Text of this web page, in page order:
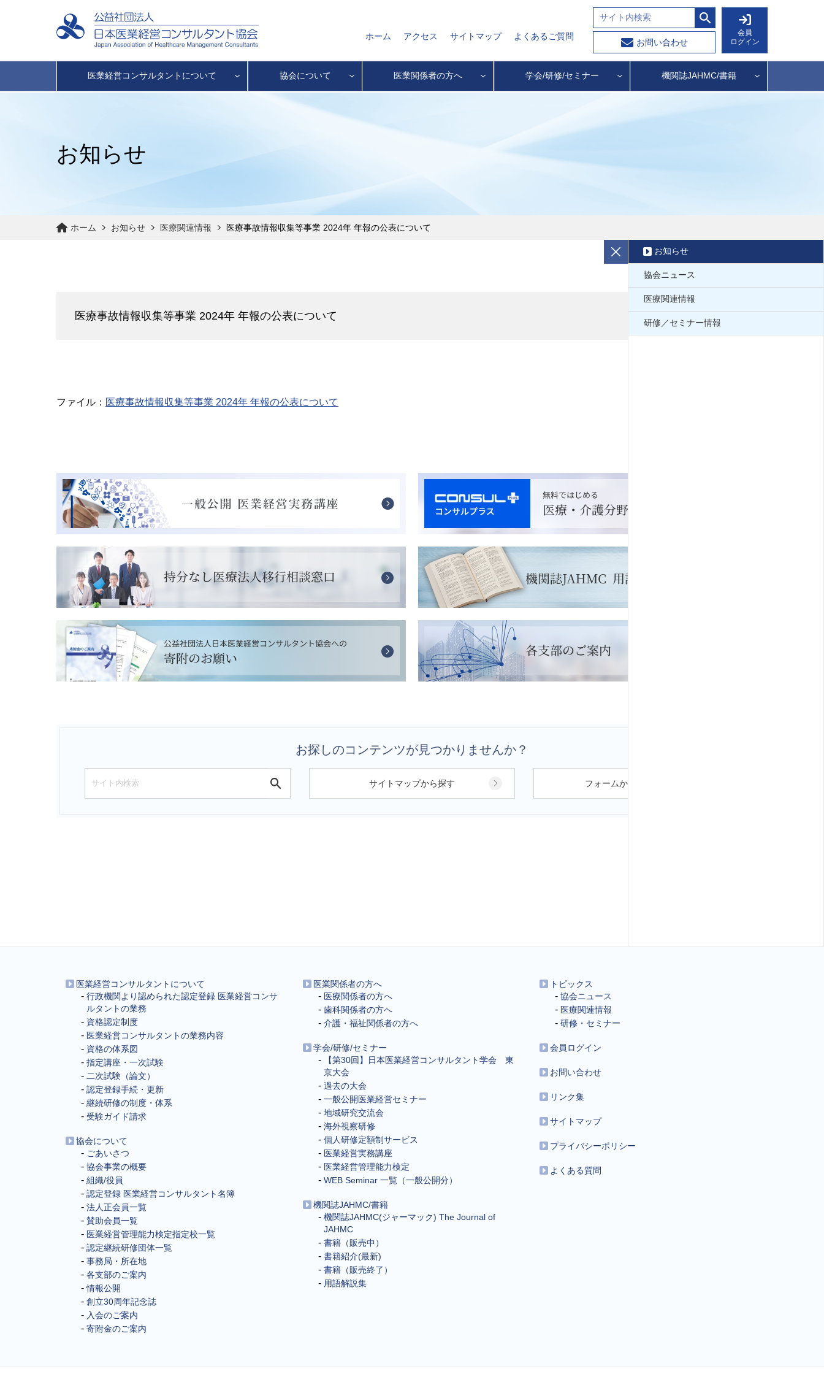
ホーム アクセス サイトマップ よくあるご質問
お問い合わせ
会員
ログイン
医業経営コンサルタントについて 協会について 医業関係者の方へ 学会/研修/セミナー 機関誌JAHMC/書籍
お知らせ
ホーム お知らせ 医療関連情報 医療事故情報収集等事業 2024年 年報の公表について
医療事故情報収集等事業 2024年 年報の公表について
ファイル： 医療事故情報収集等事業 2024年 年報の公表について
お探しのコンテンツが見つかりませんか？
サイトマップから探す フォームから問い合わせる
お知らせ
協会ニュース
医療関連情報
研修／セミナー情報
医業経営コンサルタントについて
行政機関より認められた認定登録 医業経営コンサ
ルタントの業務
資格認定制度
医業経営コンサルタントの業務内容
資格の体系図
指定講座・一次試験
二次試験（論文）
認定登録手続・更新
継続研修の制度・体系
受験ガイド請求
協会について
ごあいさつ
協会事業の概要
組織/役員
認定登録 医業経営コンサルタント名簿
法人正会員一覧
賛助会員一覧
医業経営管理能力検定指定校一覧
認定継続研修団体一覧
事務局・所在地
各支部のご案内
情報公開
創立30周年記念誌
入会のご案内
寄附金のご案内
医業関係者の方へ
医療関係者の方へ
歯科関係者の方へ
介護・福祉関係者の方へ
学会/研修/セミナー
【第30回】日本医業経営コンサルタント学会 東
京大会
過去の大会
一般公開医業経営セミナー
地域研究交流会
海外視察研修
個人研修定額制サービス
医業経営実務講座
医業経営管理能力検定
WEB Seminar 一覧（一般公開分）
機関誌JAHMC/書籍
機関誌JAHMC(ジャーマック) The Journal of
JAHMC
書籍（販売中）
書籍紹介(最新)
書籍（販売終了）
用語解説集
トピックス
協会ニュース
医療関連情報
研修・セミナー
会員ログイン
お問い合わせ
リンク集
サイトマップ
プライバシーポリシー
よくある質問